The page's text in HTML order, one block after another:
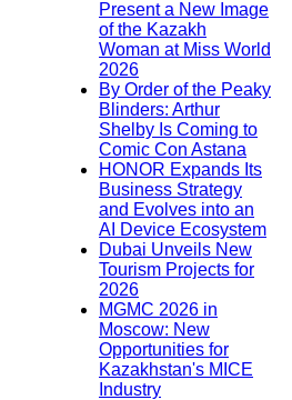
Present a New Image
of the Kazakh
Woman at Miss World
2026
By Order of the Peaky
Blinders: Arthur
Shelby Is Coming to
Comic Con Astana
HONOR Expands Its
Business Strategy
and Evolves into an
AI Device Ecosystem
Dubai Unveils New
Tourism Projects for
2026
MGMC 2026 in
Moscow: New
Opportunities for
Kazakhstan's MICE
Industry